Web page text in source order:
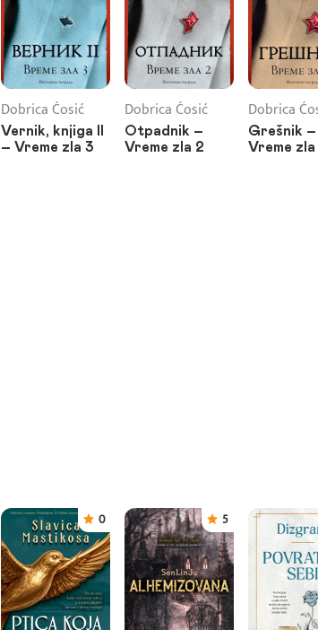
Dobrica Ćosić
Vernik, knjiga II
– Vreme zla 3
Dobrica Ćosić
Otpadnik –
Vreme zla 2
Dobrica
Grešnik –
Vreme zla
0 5